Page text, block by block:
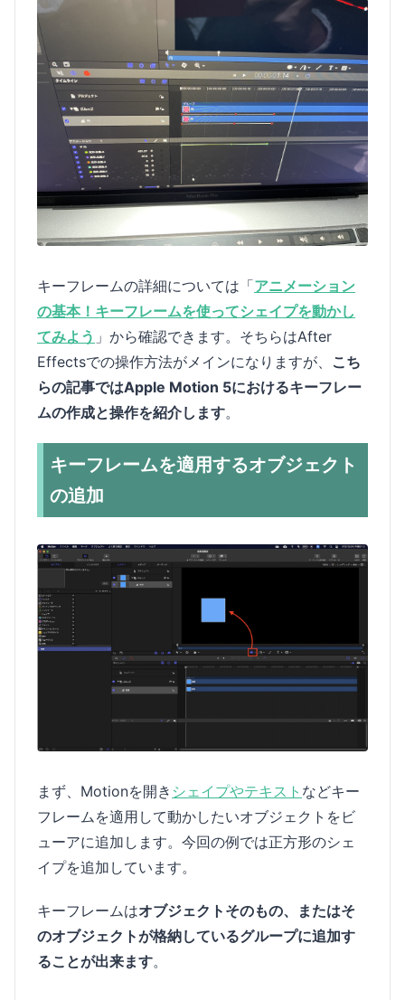
キーフレームの詳細については「アニメーション
の基本！キーフレームを使ってシェイプを動かし
てみよう 」から確認できます。そちらはAfter
Effectsでの操作方法がメインになりますが、 こち
らの記事ではApple Motion 5におけるキーフレー
ムの作成と操作を紹介します。
キーフレームを適用するオブジェクト
の追加
まず、Motionを開き シェイプやテキスト などキー
フレームを適用して動かしたいオブジェクトをビ
ューアに追加します。今回の例では正方形のシェ
イプを追加しています。
キーフレームはオブジェクトそのもの、またはそ
のオブジェクトが格納しているグループに追加す
ることが出来ます。